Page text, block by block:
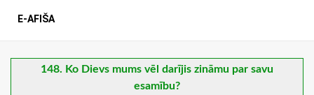
E-AFIŠA
148. Ko Dievs mums vēl darījis zināmu par savu
esamību?